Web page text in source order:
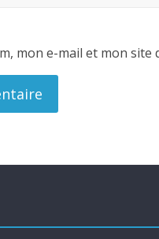
mon e-mail et mon